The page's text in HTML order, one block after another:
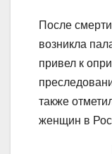
После
возникла
привел к
также
женщин в